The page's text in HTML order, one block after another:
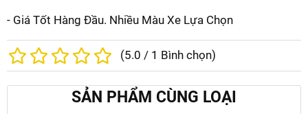
- Giá Tốt Hàng Đầu. Nhiều Màu Xe Lựa Chọn
(5.0 / 1 Bình chọn)
SẢN PHẨM CÙNG LOẠI